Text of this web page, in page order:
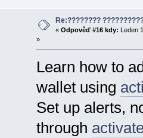
Re:????????
« Odpověď #16 kdy: Leden
»
Learn how to
wallet using
Set up alerts,
through